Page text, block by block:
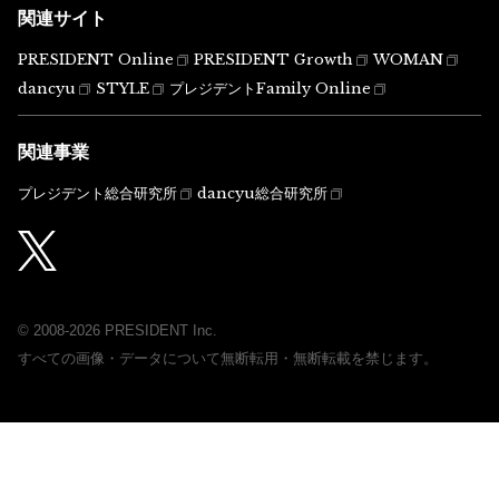
関連サイト
PRESIDENT Online PRESIDENT Growth
WOMAN
dancyu
STYLE プレジデントFamily Online
関連事業
プレジデント総合研究所 dancyu総合研究所
© 2008-2026 PRESIDENT Inc.
すべての画像・データについて無断転用・無断転載を禁じます。